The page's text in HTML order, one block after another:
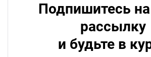
Подпишитесь
рассылку
и будьте в